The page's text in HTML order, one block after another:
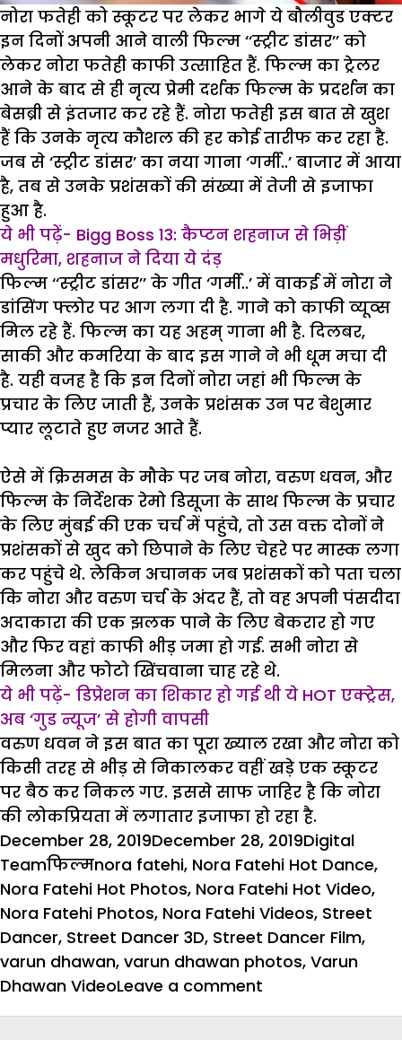
नोरा फतेही को स्कूटर पर लेकर भागे ये बौलीवुड एक्टर
इन दिनों अपनी आने वाली फिल्म ‘‘स्ट्रीट डांसर’’ को
लेकर नोरा फतेही काफी उत्साहित हैं. फिल्म का ट्रेलर
आने के बाद से ही नृत्य प्रेमी दर्शक फिल्म के प्रदर्शन का
बेसब्री से इंतजार कर रहे हैं. नोरा फतेही इस बात से खुश
हैं कि उनके नृत्य कौशल की हर कोई तारीफ कर रहा है.
जब से ‘स्ट्रीट डांसर’ का नया गाना ‘गर्मी..’ बाजार में आया
है, तब से उनके प्रशंसकों की संख्या में तेजी से इजाफा
हुआ है.
ये भी पढ़ें- Bigg Boss 13: कैप्टन शहनाज से भिड़ीं
मधुरिमा, शहनाज ने दिया ये दंड़
फिल्म ‘‘स्ट्रीट डांसर’’ के गीत ‘गर्मी..’ में वाकई में नोरा ने
डांसिंग फ्लोर पर आग लगा दी है. गाने को काफी व्यूव्स
मिल रहे हैं. फिल्म का यह अहम् गाना भी है. दिलबर,
साकी और कमरिया के बाद इस गाने ने भी धूम मचा दी
है. यही वजह है कि इन दिनों नोरा जहां भी फिल्म के
प्रचार के लिए जाती हैं, उनके प्रशंसक उन पर बेशुमार
प्यार लूटाते हुए नजर आते हैं.
ऐसे में क्रिसमस के मौके पर जब नोरा, वरुण धवन, और
फिल्म के निर्देशक रेमो डिसूजा के साथ फिल्म के प्रचार
के लिए मुंबई की एक चर्च में पहुंचे, तो उस वक्त दोनों ने
प्रशंसकों से खुद को छिपाने के लिए चेहरे पर मास्क लगा
कर पहुंचे थे. लेकिन अचानक जब प्रशंसकों को पता चला
कि नोरा और वरुण चर्च के अंदर हैं, तो वह अपनी पंसदीदा
अदाकारा की एक झलक पाने के लिए बेकरार हो गए
और फिर वहां काफी भीड़ जमा हो गई. सभी नोरा से
मिलना और फोटो खिंचवाना चाह रहे थे.
ये भी पढ़ें- डिप्रेशन का शिकार हो गई थी ये HOT एक्ट्रेस,
अब ‘गुड न्यूज’ से होगी वापसी
वरुण धवन ने इस बात का पूरा ख्याल रखा और नोरा को
किसी तरह से भीड़ से निकालकर वहीं खड़े एक स्कूटर
पर बैठ कर निकल गए. इससे साफ जाहिर है कि नोरा
की लोकप्रियता में लगातार इजाफा हो रहा है.
Posted
on
December 28, 2019December 28, 2019Author
Digital
TeamCategories
फिल्मTags
nora fatehi, Nora Fatehi Hot Dance,
Nora Fatehi Hot Photos, Nora Fatehi Hot Video,
Nora Fatehi Photos, Nora Fatehi Videos, Street
Dancer, Street Dancer 3D, Street Dancer Film,
varun dhawan, varun dhawan photos, Varun
Dhawan VideoLeave a comment